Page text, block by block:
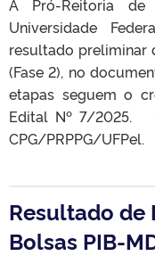
A Pró-Reitoria de
Universidade
resultado preliminar
(Fase 2), no
etapas seguem o
Edital Nº 7/2025.
CPG/PRPPG/UFPel.
Resultado
Bolsas PIB-